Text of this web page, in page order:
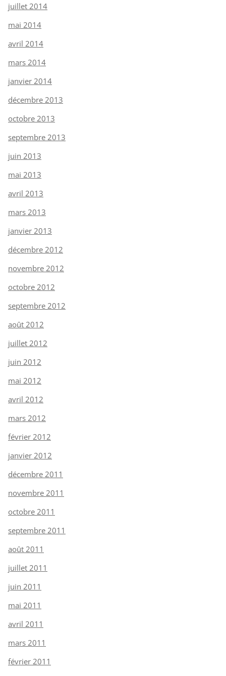
juillet 2014
mai 2014
avril 2014
mars 2014
janvier 2014
décembre 2013
octobre 2013
septembre 2013
juin 2013
mai 2013
avril 2013
mars 2013
janvier 2013
décembre 2012
novembre 2012
octobre 2012
septembre 2012
août 2012
juillet 2012
juin 2012
mai 2012
avril 2012
mars 2012
février 2012
janvier 2012
décembre 2011
novembre 2011
octobre 2011
septembre 2011
août 2011
juillet 2011
juin 2011
mai 2011
avril 2011
mars 2011
février 2011